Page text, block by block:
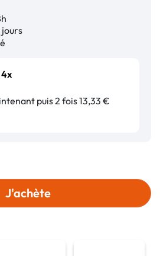
jours
4x
puis 2 fois 13,33 €
J'achète